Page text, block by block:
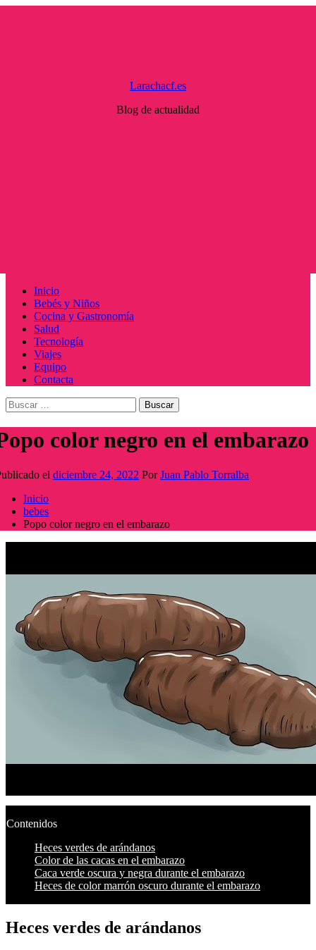
Larachacf.es
Blog de actualidad
Menú
principal
Inicio
Bebés y Niños
Cocina y Gastronomía
Salud
Tecnología
Viajes
Equipo
Contacta
Buscar:
color negro en el embarazo
el diciembre 24, 2022 PorJuan Pablo Torralba
Inicio
bebes
Popo color negro en el embarazo
Contenidos
Heces verdes de arándanos
Color de las cacas en el embarazo
Caca verde oscura y negra durante el embarazo
Heces de color marrón oscuro durante el embarazo
Heces verdes de arándanos